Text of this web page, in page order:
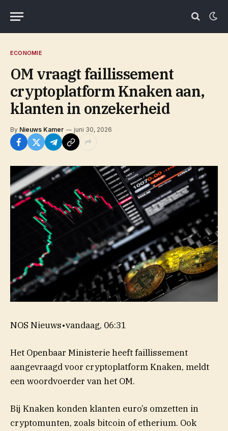
ECONOMIE
OM vraagt faillissement
cryptoplatform Knaken aan,
klanten in onzekerheid
By Nieuws Kamer juni 30, 2026
NOS Nieuws•vandaag, 06:31
Het Openbaar Ministerie heeft faillissement
aangevraagd voor cryptoplatform Knaken, meldt
een woordvoerder van het OM.
Bij Knaken konden klanten euro’s omzetten in
cryptomunten, zoals bitcoin of etherium. Ook